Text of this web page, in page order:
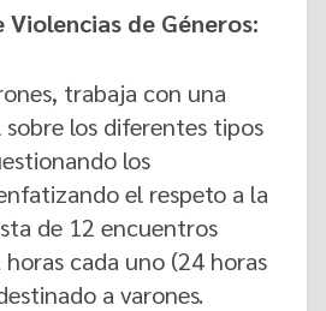
Violencias de Géneros:
trabaja con una
los diferentes tipos
los
el respeto a la
de 12 encuentros
horas cada uno (24 horas
a varones.